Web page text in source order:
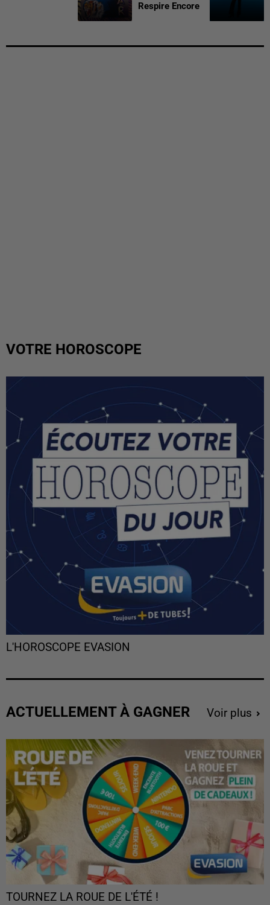
Respire Encore
VOTRE HOROSCOPE
L'HOROSCOPE EVASION
ACTUELLEMENT À GAGNER Voir plus
TOURNEZ LA ROUE DE L'ÉTÉ !